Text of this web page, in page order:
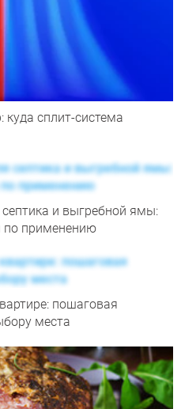
куда сплит-система
и выгребной ямы:
по применению
пошаговая
места